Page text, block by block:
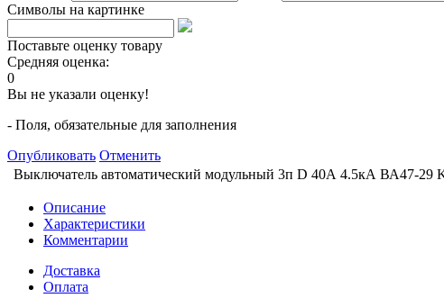
Символы на картинке
Поставьте оценку товару
Средняя оценка:
0
Вы не указали оценку!
- Поля, обязательные для заполнения
Опубликовать Отменить
Выключатель автоматический модульный 3п D 40А 4.5кА ВА47-29
Описание
Характеристики
Комментарии
Доставка
Оплата